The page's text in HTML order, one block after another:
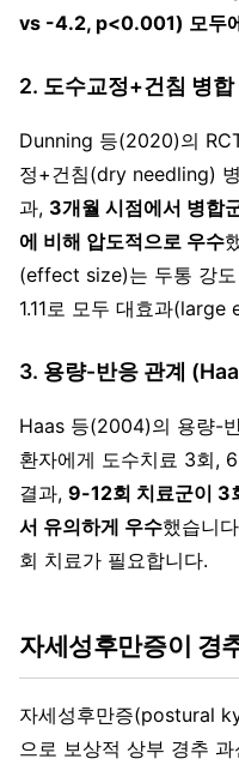
vs -4.2, p<0.001) 모두
2. 도수교정+건침 병
Dunning 등(2020)의
정+건침(dry needling)
과, 3개월 시점에서 병합
에 비해 압도적으로 우수
(effect size)는 두통 강
1.11로 모두 대효과
3. 용량-반응 관계
Haas 등(2004)의 용량-
환자에게 도수치료 3회,
결과, 9-12회 치료군이 3
서 유의하게 우수했습니
회 치료가 필요합니다.
자세성후만증이 경
자세성후만증(postural
으로 보상적 상부 경추